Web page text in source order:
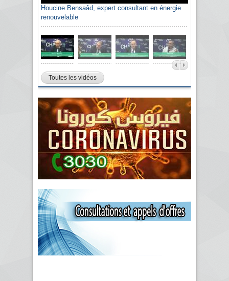
Houcine Bensaâd, expert consultant en énergie
renouvelable
Toutes les vidéos